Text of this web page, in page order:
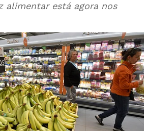
alimentar está agora nos